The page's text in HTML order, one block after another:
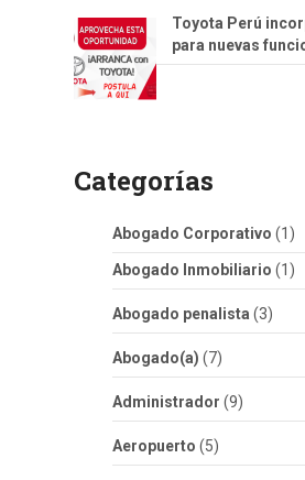
Toyota Perú
para nuevas
Categorías
Abogado Corporativo (1)
Abogado Inmobiliario (1)
Abogado penalista (3)
Abogado(a) (7)
Administrador (9)
Aeropuerto (5)